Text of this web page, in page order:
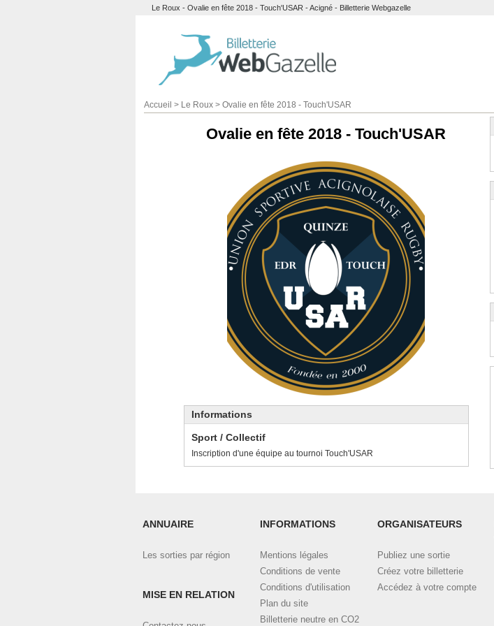
Le Roux - Ovalie en fête 2018 - Touch'USAR - Acigné - Billetterie Webgazelle
Accueil > Le Roux > Ovalie en fête 2018 - Touch'USAR
Ovalie en fête 2018 - Touch'USAR
Informations
Sport / Collectif
Inscription d'une équipe au tournoi Touch'USAR
ANNUAIRE
Les sorties par région
MISE EN RELATION
INFORMATIONS
Mentions légales
Conditions de vente
Conditions d'utilisation
Plan du site
Billetterie neutre en CO2
ORGANISATEURS
Publiez une sortie
Créez votre billetterie
Accédez à votre compte